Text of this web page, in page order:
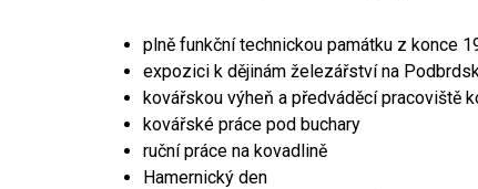
plně funkční technickou památku z konce
expozici k dějinám železářství na
kovářskou výheň a předváděcí pracoviště
kovářské práce pod buchary
ruční práce na kovadlině
Hamernický den